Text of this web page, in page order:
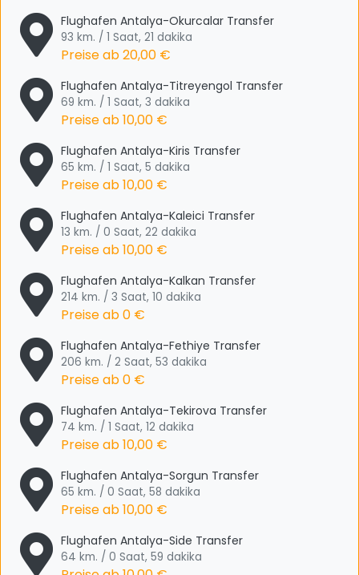
Flughafen Antalya-Okurcalar Transfer
93 km. / 1 Saat, 21 dakika
Preise ab20,00 €
Flughafen Antalya-Titreyengol Transfer
69 km. / 1 Saat, 3 dakika
Preise ab10,00 €
Flughafen Antalya-Kiris Transfer
65 km. / 1 Saat, 5 dakika
Preise ab10,00 €
Flughafen Antalya-Kaleici Transfer
13 km. / 0 Saat, 22 dakika
Preise ab10,00 €
Flughafen Antalya-Kalkan Transfer
214 km. / 3 Saat, 10 dakika
Preise ab0 €
Flughafen Antalya-Fethiye Transfer
206 km. / 2 Saat, 53 dakika
Preise ab0 €
Flughafen Antalya-Tekirova Transfer
74 km. / 1 Saat, 12 dakika
Preise ab10,00 €
Flughafen Antalya-Sorgun Transfer
65 km. / 0 Saat, 58 dakika
Preise ab10,00 €
Flughafen Antalya-Side Transfer
64 km. / 0 Saat, 59 dakika